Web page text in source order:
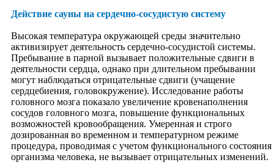
Медитация
Йога сна
Разная йога
йога-видиотека
Человек
Теории создания
Строение
Пять элементов тела
Энергетические центры
Доша-типы
Земля
Теории возникновения
Вода
Действие сауны на сердечно-сосудистую систему
Высокая температура окружающей среды значительно
активизирует деятельность сердечно-сосудистой системы.
Пребывание в парной вызывает положительные сдвиги в
деятельности сердца, однако при длительном пребывании
могут наблюдаться отрицательные сдвиги (учащение
сердцебиения, головокружение). Исследование работы
головного мозга показало увеличение кровенаполнения
сосудов головного мозга, повышение функциональных
возможностей кровообращения. Умеренная и строго
дозированная во временном и температурном режиме
процедура, проводимая с учетом функционального состояния
организма человека, не вызывает отрицательных изменений.